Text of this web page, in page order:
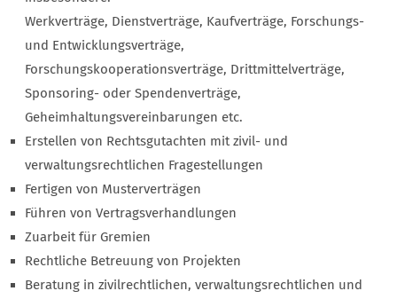
Werkverträge, Dienstverträge, Kaufverträge, Forschungs-
und Entwicklungsverträge,
Forschungskooperationsverträge, Drittmittelverträge,
Sponsoring- oder Spendenverträge,
Geheimhaltungsvereinbarungen etc.
Erstellen von Rechtsgutachten mit zivil- und
verwaltungsrechtlichen Fragestellungen
Fertigen von Musterverträgen
Führen von Vertragsverhandlungen
Zuarbeit für Gremien
Rechtliche Betreuung von Projekten
Beratung in zivilrechtlichen, verwaltungsrechtlichen und